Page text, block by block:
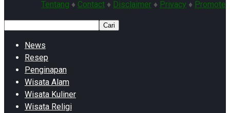
Tentang ♦ Contact ♦ Disclaimer ♦ Privacy ♦ Promote
Cari
News
Resep
Penginapan
Wisata Alam
Wisata Kuliner
Wisata Religi